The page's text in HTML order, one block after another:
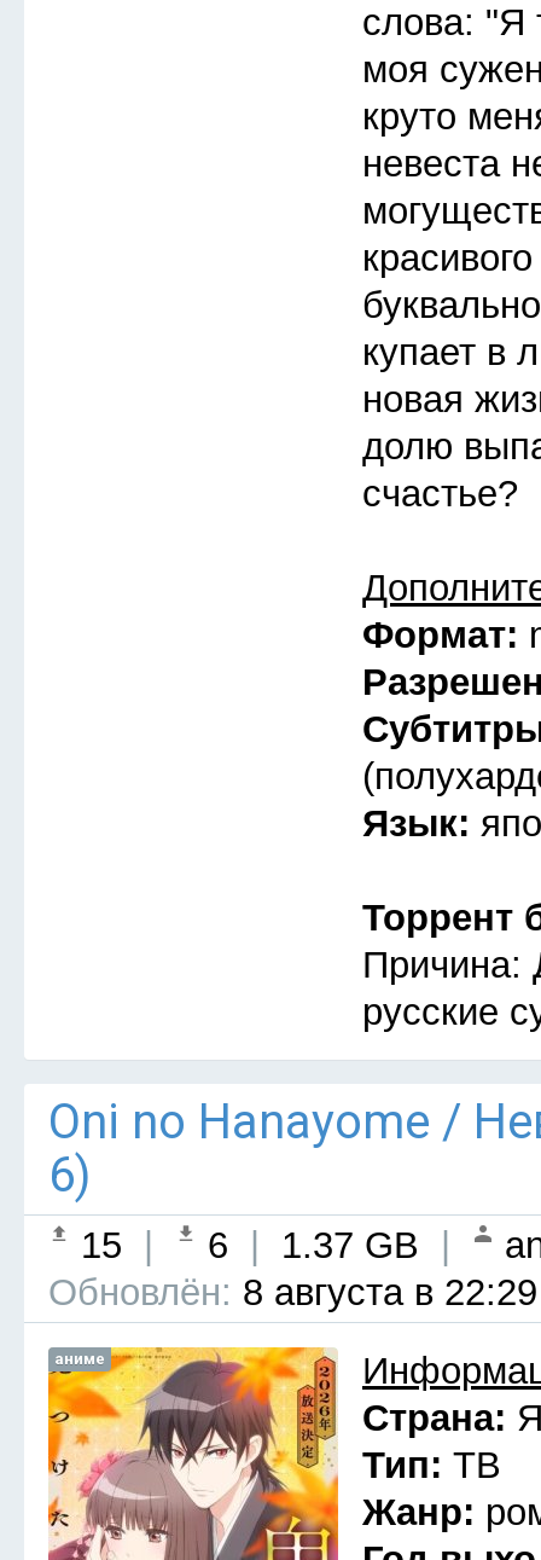
слова: "Я
моя
круто
невеста
купает в
новая
долю
счастье?
Формат:
Язык:
Торрент
Причина:
русские
Oni no Hanayome /
6)
15 6 1.37 GB
Обновлён: 8 августа в 22:29
аниме
Страна:
Тип: ТВ
Жанр: